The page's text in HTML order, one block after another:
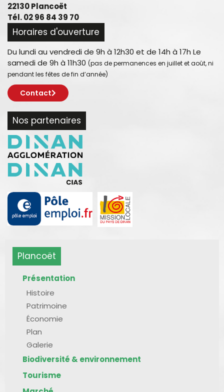
22130 Plancoët
Tél. 02 96 84 39 70
Horaires d'ouverture
Du lundi au vendredi de 9h à 12h30 et de 14h à 17h Le
samedi de 9h à 11h30 (pas de permanences en juillet et août, ni
pendant les fêtes de fin d’année)
Contact
Nos partenaires
Plancoët
Présentation
Histoire
Patrimoine
Économie
Plan
Galerie
Biodiversité & environnement
Tourisme